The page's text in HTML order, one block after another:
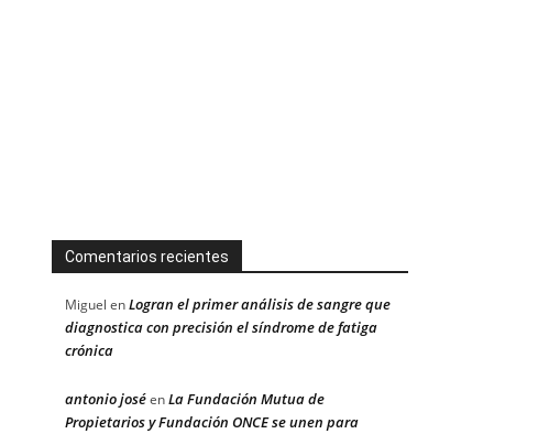
Comentarios recientes
Miguel enLogran el primer análisis de sangre que
diagnostica con precisión el síndrome de fatiga
crónica
antonio joséenLa Fundación Mutua de
Propietarios y Fundación ONCE se unen para